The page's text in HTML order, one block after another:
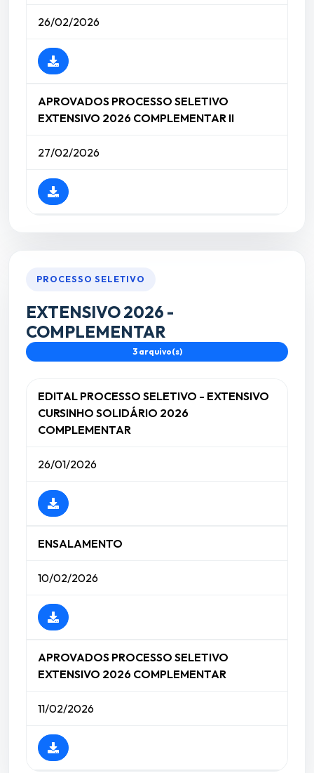
26/02/2026
APROVADOS PROCESSO SELETIVO
EXTENSIVO 2026 COMPLEMENTAR II
27/02/2026
PROCESSO SELETIVO
EXTENSIVO 2026 -
COMPLEMENTAR
3 arquivo(s)
EDITAL PROCESSO SELETIVO - EXTENSIVO
CURSINHO SOLIDÁRIO 2026
COMPLEMENTAR
26/01/2026
ENSALAMENTO
10/02/2026
APROVADOS PROCESSO SELETIVO
EXTENSIVO 2026 COMPLEMENTAR
11/02/2026